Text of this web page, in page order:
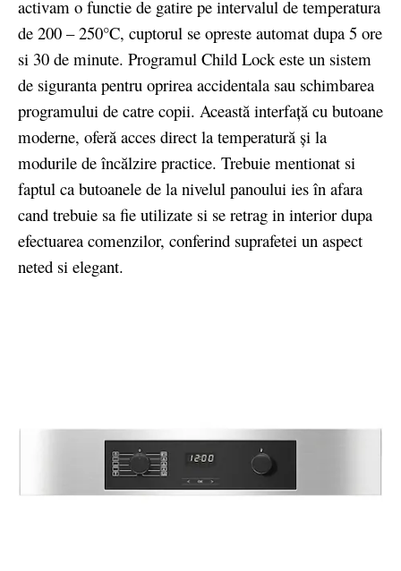
activam o functie de gatire pe intervalul de temperatura
de 200 – 250°C, cuptorul se opreste automat dupa 5 ore
si 30 de minute. Programul Child Lock este un sistem
de siguranta pentru oprirea accidentala sau schimbarea
programului de catre copii. Această interfaţă cu butoane
moderne, oferă acces direct la temperatură şi la
modurile de încălzire practice. Trebuie mentionat si
faptul ca butoanele de la nivelul panoului ies în afara
cand trebuie sa fie utilizate si se retrag in interior dupa
efectuarea comenzilor, conferind suprafetei un aspect
neted si elegant.